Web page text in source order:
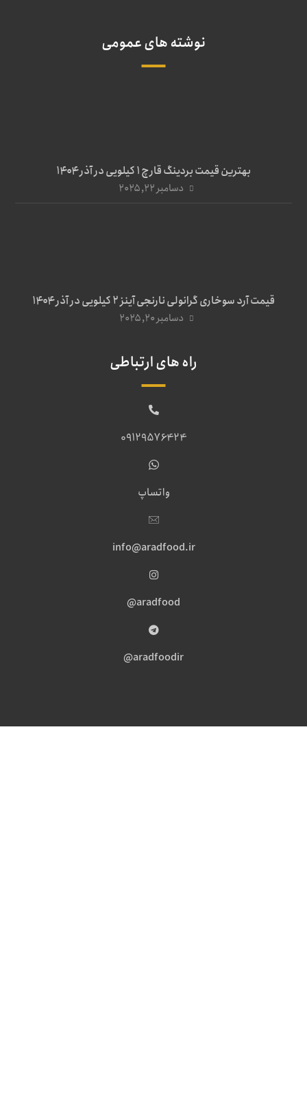
نوشته های عمومی
بهترین قیمت بردینگ قارچ 1 کیلویی در آذر ۱۴۰۴
دسامبر ۲۲, ۲۰۲۵
قیمت آرد سوخاری گرانولی نارنجی آینز ۲ کیلویی در آذر ۱۴۰۴
دسامبر ۲۰, ۲۰۲۵
راه های ارتباطی
09129576424
واتساپ
info@aradfood.ir
aradfood@
aradfoodir@